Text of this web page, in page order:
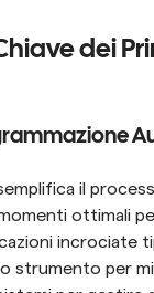
dei
il
ottimali
incrociate
strumento per